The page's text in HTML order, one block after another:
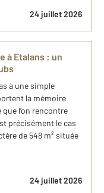
24 juillet 2026
à Etalans : un
à une simple
la mémoire
l’on rencontre
précisément le cas
de 548 m² située
24 juillet 2026